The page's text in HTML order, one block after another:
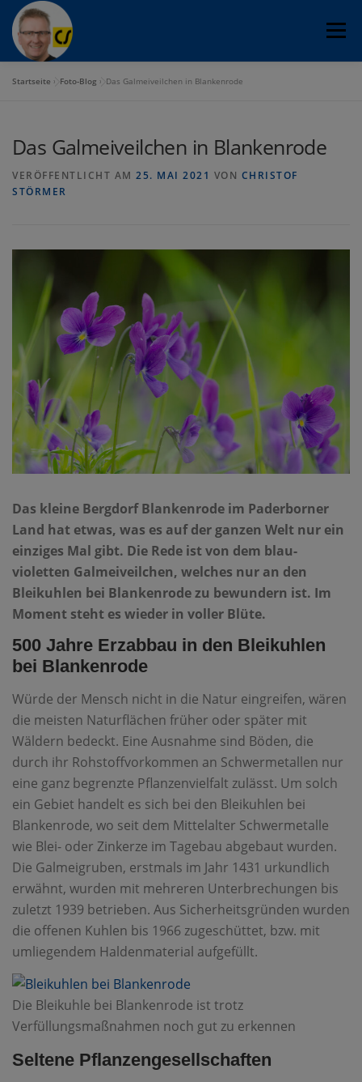
Zum
Inhalt
springen
Menü
PROGOSPEL CHOR FOTOGRAFIE OFLAG VIB
Startseite » Foto-Blog » Das Galmeiveilchen in Blankenrode
Das Galmeiveilchen in Blankenrode
VERÖFFENTLICHT AM 25. MAI 2021 VON CHRISTOF
STÖRMER
Das kleine Bergdorf Blankenrode im Paderborner
Land hat etwas, was es auf der ganzen Welt nur ein
einziges Mal gibt. Die Rede ist von dem blau-
violetten Galmeiveilchen, welches nur an den
Bleikuhlen bei Blankenrode zu bewundern ist. Im
Moment steht es wieder in voller Blüte.
500 Jahre Erzabbau in den Bleikuhlen
bei Blankenrode
Würde der Mensch nicht in die Natur eingreifen, wären
die meisten Naturflächen früher oder später mit
Wäldern bedeckt. Eine Ausnahme sind Böden, die
durch ihr Rohstoffvorkommen an Schwermetallen nur
eine ganz begrenzte Pflanzenvielfalt zulässt. Um solch
ein Gebiet handelt es sich bei den Bleikuhlen bei
Blankenrode, wo seit dem Mittelalter Schwermetalle
wie Blei- oder Zinkerze im Tagebau abgebaut wurden.
Die Galmeigruben, erstmals im Jahr 1431 urkundlich
erwähnt, wurden mit mehreren Unterbrechungen bis
zuletzt 1939 betrieben. Aus Sicherheitsgründen wurden
die offenen Kuhlen bis 1966 zugeschüttet, bzw. mit
umliegendem Haldenmaterial aufgefüllt.
Die Bleikuhle bei Blankenrode ist trotz
Verfüllungsmaßnahmen noch gut zu erkennen
Seltene Pflanzengesellschaften